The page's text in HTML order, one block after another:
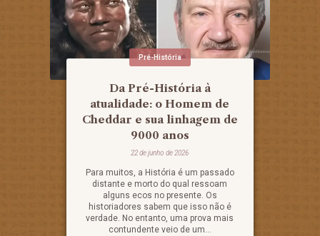
Pré-História
Da Pré-História à
atualidade: o Homem de
Cheddar e sua linhagem de
9000 anos
22 de junho de 2026
Para muitos, a História é um passado
distante e morto do qual ressoam
alguns ecos no presente. Os
historiadores sabem que isso não é
verdade. No entanto, uma prova mais
contundente veio de um...